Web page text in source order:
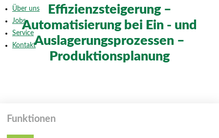
Über uns
Jobs
Service
Kontakt
Effizienzsteigerung –
Automatisierung bei Ein - und
Auslagerungsprozessen –
Produktionsplanung
Funktionen